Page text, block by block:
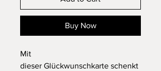
Buy Now
Mit
dieser Glückwunschkarte schenkt